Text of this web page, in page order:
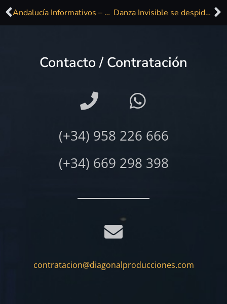
Andalucía Informativos – Programa Informativo – RNE Danza Invisible se despide este sábado de su ciudad, Torremolinos, con un último concierto
Contacto / Contratación
(+34) 958 226 666
(+34) 669 298 398
contratacion@diagonalproducciones.com